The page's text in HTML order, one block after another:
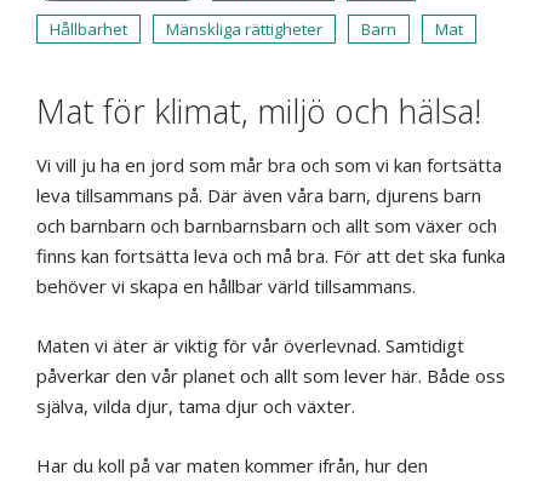
Hållbarhet
Mänskliga rättigheter Barn Mat
Mat för klimat, miljö och hälsa!
Vi vill ju ha en jord som mår bra och som vi kan fortsätta
leva tillsammans på. Där även våra barn, djurens barn
och barnbarn och barnbarnsbarn och allt som växer och
finns kan fortsätta leva och må bra. För att det ska funka
behöver vi skapa en hållbar värld tillsammans.
Maten vi äter är viktig för vår överlevnad. Samtidigt
påverkar den vår planet och allt som lever här. Både oss
själva, vilda djur, tama djur och växter.
Har du koll på var maten kommer ifrån, hur den